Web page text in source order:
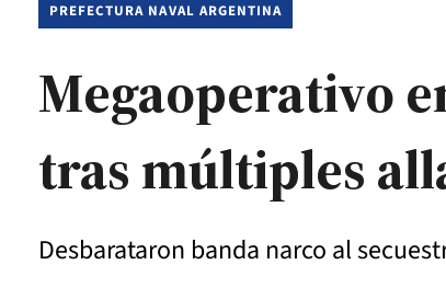
PREFECTURA NAVAL ARGENTINA
Megaoperativo
tras múltiples
Desbarataron banda narco al